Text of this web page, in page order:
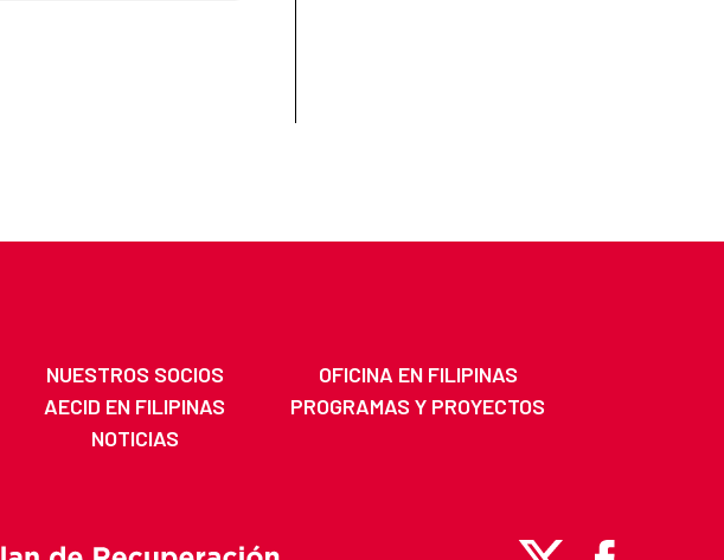
NUESTROS SOCIOS
OFICINA EN FILIPINAS
AECID EN FILIPINAS
PROGRAMAS Y PROYECTOS
NOTICIAS
X Facebook